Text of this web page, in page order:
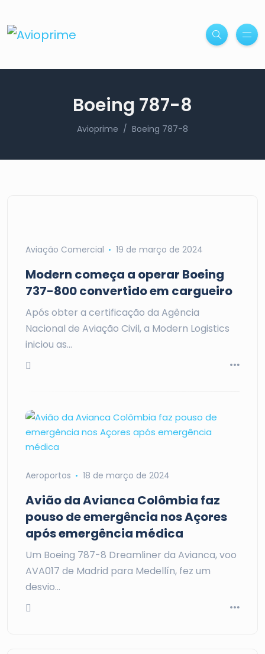
Boeing 787-8
Avioprime Boeing 787-8
Aviação Comercial 19 de março de 2024
Modern começa a operar Boeing
737-800 convertido em cargueiro
Após obter a certificação da Agência
Nacional de Aviação Civil, a Modern Logistics
iniciou as…
Aeroportos 18 de março de 2024
Avião da Avianca Colômbia faz
pouso de emergência nos Açores
após emergência médica
Um Boeing 787-8 Dreamliner da Avianca, voo
AVA017 de Madrid para Medellín, fez um
desvio…